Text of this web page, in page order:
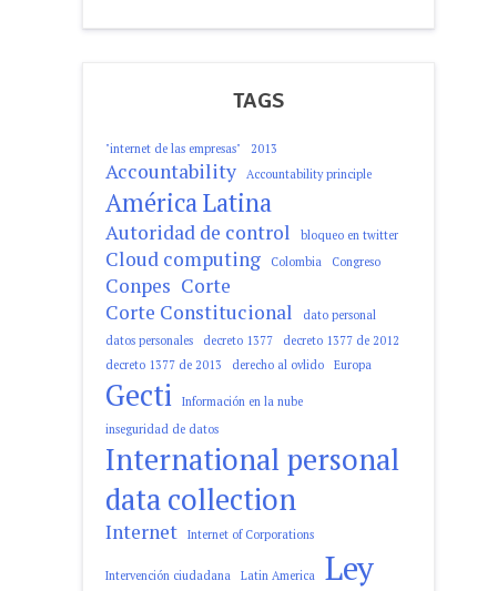
TAGS
"internet de las empresas" 2013
Accountability Accountability principle
América Latina
Autoridad de control bloqueo en twitter
Cloud computing Colombia Congreso
Conpes Corte
Corte Constitucional
dato personal
datos personales
decreto 1377
decreto 1377 de 2012
decreto 1377 de 2013
derecho al ovlido Europa
Gecti
Información en la nube
inseguridad de datos
International personal
data collection
Internet Internet of Corporations
Intervención ciudadana Latin America Ley